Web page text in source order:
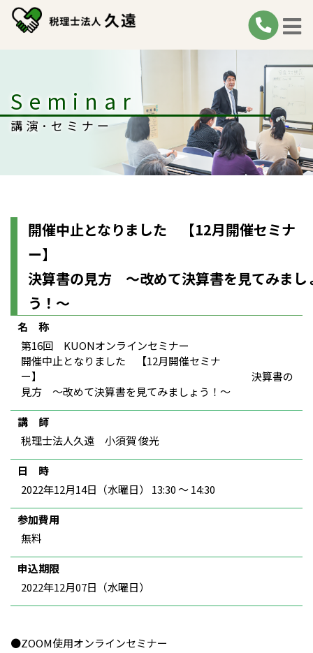
Seminar
講演･セミナー
開催中止となりました 【12月開催セミナ
ー
決算書の見方 〜改めて決算書を見てみまし
う！〜
名 称
第16回 KUONオンラインセミナー
開催中止となりました 【12月開催セミナ
ー】 決算書の
見方 〜改めて決算書を見てみましょう！〜
講 師
税理士法人久遠 小須賀 俊光
日 時
2022年12月14日（水曜日） 13:30 ～ 14:30
参加費用
無料
申込期限
2022年12月07日（水曜日）
●ZOOM使用オンラインセミナー